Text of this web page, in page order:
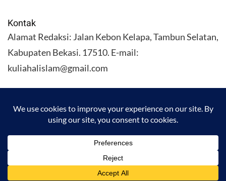
Kontak
Alamat Redaksi: Jalan Kebon Kelapa, Tambun Selatan,
Kabupaten Bekasi. 17510. E-mail:
kuliahalislam@gmail.com
KULIAHALISLAM.COM Copyright (C) 2026